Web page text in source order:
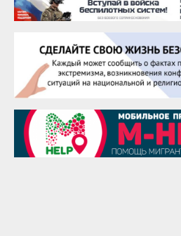
22 августа
Евгений Ефимов
25 августа
Сэсэгма Бубеева
28 августа
Чингиз Мустафаев
29 августа
Надежда Рослова